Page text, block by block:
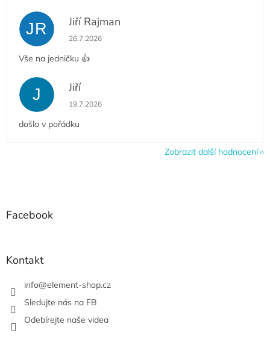
JR Jiří Rajman
Hodnocení obchodu je 5 z 5 hvězdiček.
26.7.2026
Vše na jedničku 👍
J Jiří
Hodnocení obchodu je 5 z 5 hvězdiček.
19.7.2026
došlo v pořádku
Zobrazit další hodnocení
Facebook
Kontakt
info@element-shop.cz
Sledujte nás na FB
Odebírejte naše videa